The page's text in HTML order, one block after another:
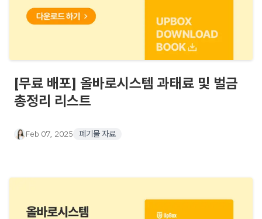
[무료 배포] 올바로시스템 과태료 및 벌금
총정리 리스트
Feb 07, 2025 폐기물 자료